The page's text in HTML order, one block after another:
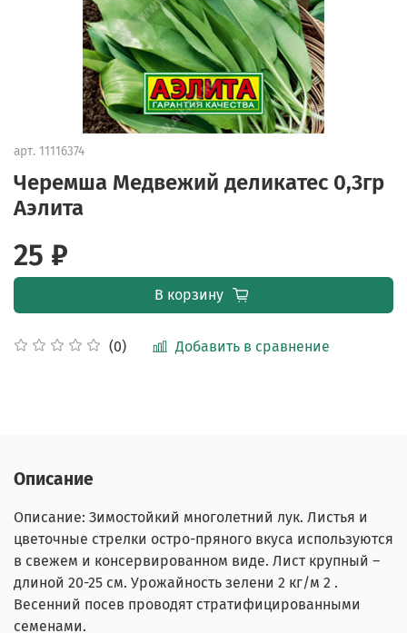
арт. 11116374
Черемша Медвежий деликатес 0,3гр
Аэлита
(0) Добавить в сравнение
25 ₽
В корзину
Описание
Описание: Зимостойкий многолетний лук. Листья и
цветочные стрелки остро-пряного вкуса используются
в свежем и консервированном виде. Лист крупный –
длиной 20-25 см. Урожайность зелени 2 кг/м 2 .
Весенний посев проводят стратифицированными
семенами.